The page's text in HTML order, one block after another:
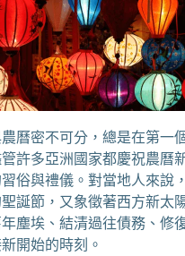
曆密不可分，總是在第一
許多亞洲國家都慶祝農曆
俗與禮儀。對當地人來說
誕節，又象徵著西方新太
塵埃、結清過往債務、修
開始的時刻。